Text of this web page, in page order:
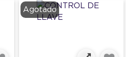
Agotado